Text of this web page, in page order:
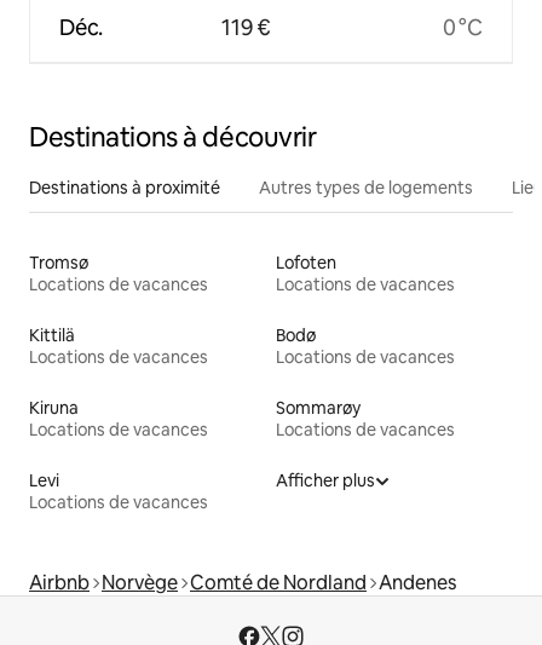
Déc. 119 € 0 °C
Destinations à découvrir
Destinations à proximité Autres types de logements
Tromsø
Locations de vacances
Lofoten
Locations de vacances
Kittilä
Locations de vacances
Bodø
Locations de vacances
Kiruna
Locations de vacances
Sommarøy
Locations de vacances
Levi
Locations de vacances
Afficher plus
Airbnb Norvège Comté de Nordland Andenes